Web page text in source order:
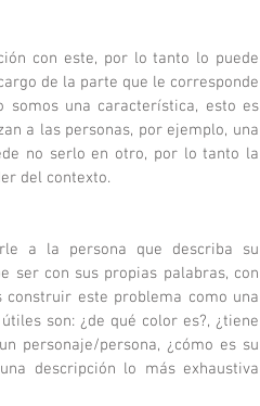
con este, por lo tanto lo puede
de la parte que le corresponde
somos una característica, esto es
a las personas, por ejemplo, una
no serlo en otro, por lo tanto la
del contexto.
a la persona que describa su
ser con sus propias palabras, con
este problema como una
son: ¿de qué color es?, ¿tiene
personaje/persona, ¿cómo es su
descripción lo más exhaustiva